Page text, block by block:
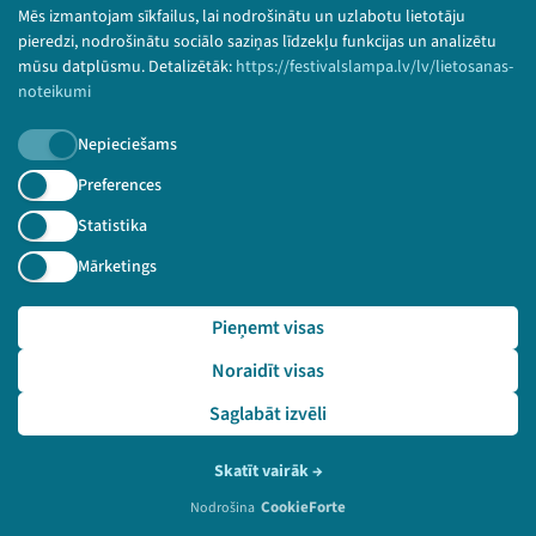
Mēs izmantojam sīkfailus, lai nodrošinātu un uzlabotu lietotāju
pieredzi, nodrošinātu sociālo saziņas līdzekļu funkcijas un analizētu
mūsu datplūsmu. Detalizētāk: https://festivalslampa.lv/lv/lietosanas-
noteikumi
Nepieciešams
Preferences
Statistika
Mārketings
Saglabāt izvēli
Noraidīt visas
Pieņemt visas
Skatīt vairāk→
Nodrošina CookieForte
© 2026 Sarunu festivāls LAMPA Visas tiesības
paturētas.
Piesakies jaunumiem!
Nepalaid garām aktuālāko informāciju!
Pieteikties
🔗 https://festivalslampa.lv/lv/dalibnieki/805